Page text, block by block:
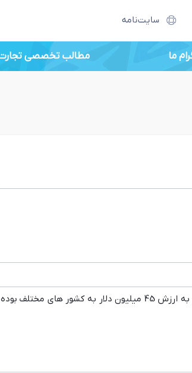
سایت‌نامه
ما
صادرات دهه ماهه 1400 نشان می دهد پیاز تازه حدود 288 هزار تن به ارزش 45 میلیون دلار به کشور های مختلف بوده